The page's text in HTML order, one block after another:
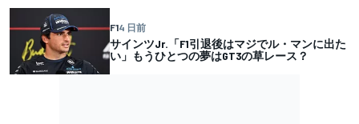
F14 日前
サインツJr.「F1引退後はマジでル・マンに出た
い」もうひとつの夢はGT3の草レース？